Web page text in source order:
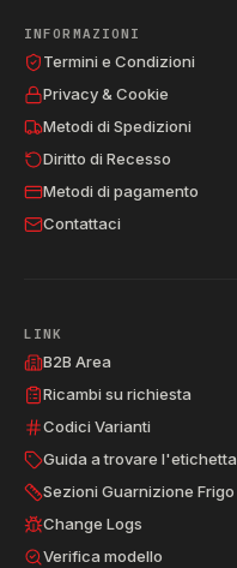
INFORMAZIONI
Termini e Condizioni
Privacy & Cookie
Metodi di Spedizioni
Diritto di Recesso
Metodi di pagamento
Contattaci
LINK
B2B Area
Ricambi su richiesta
Codici Varianti
Guida a trovare l'etichetta
Sezioni Guarnizione Frigo
Change Logs
Verifica modello